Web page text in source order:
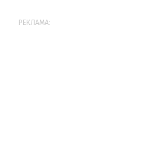
РЕКЛАМА: